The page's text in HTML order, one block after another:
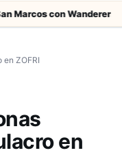
ZOFRI
en